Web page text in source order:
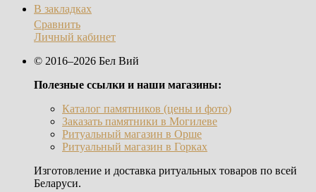
В закладках
Сравнить
Личный кабинет
© 2016–2026 Бел Вий
Полезные ссылки и наши магазины:
Каталог памятников (цены и фото)
Заказать памятники в Могилеве
Ритуальный магазин в Орше
Ритуальный магазин в Горках
Изготовление и доставка ритуальных товаров по всей
Беларуси.